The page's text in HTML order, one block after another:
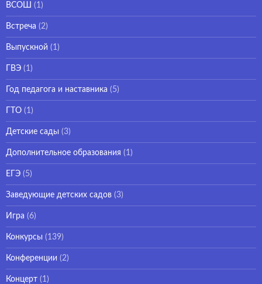
ВСОШ (1)
Встреча (2)
Выпускной (1)
ГВЭ (1)
Год педагога и наставника (5)
ГТО (1)
Детские сады (3)
Дополнительное образования (1)
ЕГЭ (5)
Заведующие детских садов (3)
Игра (6)
Конкурсы (139)
Конференции (2)
Концерт (1)